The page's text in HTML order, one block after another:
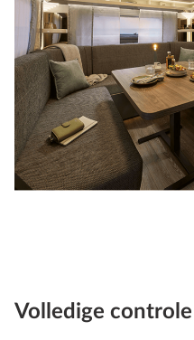
Volledige controle